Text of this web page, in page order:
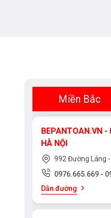
Miền Bắc
BEPANTOAN.VN
HÀ NỘI
992 Đường Láng
0976.665.669 -
Dẫn đường